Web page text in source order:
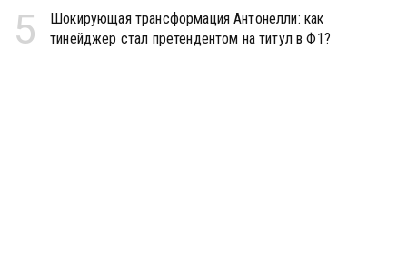
5
Шокирующая трансформация Антонелли: как
тинейджер стал претендентом на титул в Ф1?